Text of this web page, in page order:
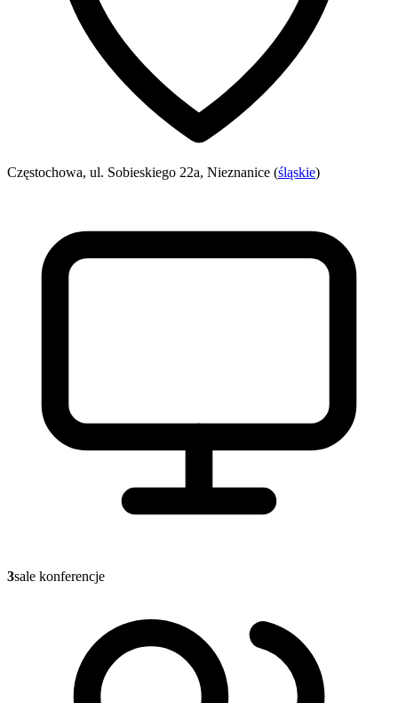
Częstochowa, ul. Sobieskiego 22a, Nieznanice (śląskie)
3sale konferencje